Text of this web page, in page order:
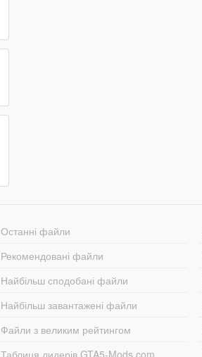
Останні файли
Рекомендовані файли
Найбільш сподобані файли
Найбільш завантажені файли
Файли з великим рейтингом
Таблиця лидерів GTA5-Mods.com